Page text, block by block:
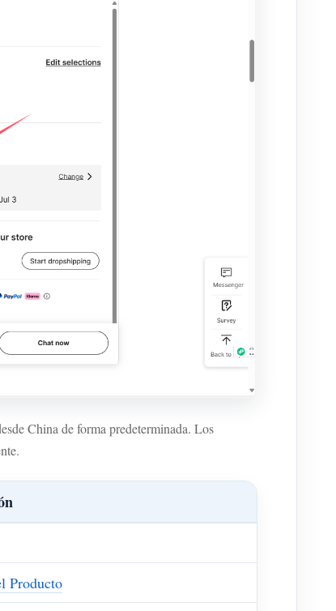
China de forma predeterminada. Los
Producto